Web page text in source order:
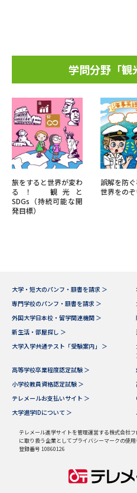
学問分野「観
旅をすると世界が変わ
る！ 観光と
SDGs（持続可能な開
発目標）
誤解を防
世界をの
大学・短大のパンフ・願書を請求 ＞
専門学校のパンフ・願書を請求 ＞
外国大学日本校・留学関連機関 ＞
新生活・部屋探し ＞
大学入学共通テスト「受験案内」 ＞
高等学校卒業程度認定試験 ＞
小学校教員資格認定試験 ＞
テレメールお支払いサイト ＞
大学進学IDについて ＞
テレメール進学サイトを管理運営する株式会社
に取り扱う企業としてプライバシーマークの使用
登録番号 10860126